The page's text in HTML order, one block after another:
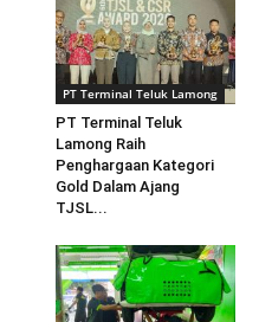
PT Terminal Teluk Lamong
PT Terminal Teluk
Lamong Raih
Penghargaan Kategori
Gold Dalam Ajang
TJSL...